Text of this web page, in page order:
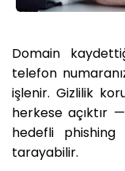
Domain
telefon
işlenir. Gizlilik
herkese açıktır
hedefli
tarayabilir.